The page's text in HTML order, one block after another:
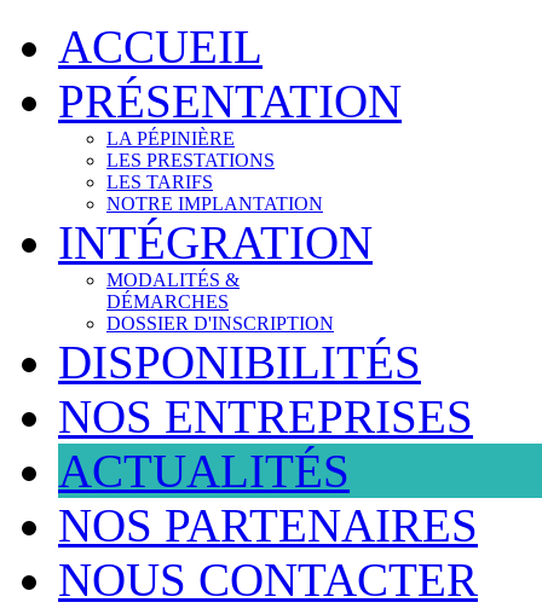
ACCUEIL
PRÉSENTATION
LA PÉPINIÈRE
LES PRESTATIONS
LES TARIFS
NOTRE IMPLANTATION
INTÉGRATION
MODALITÉS &
DÉMARCHES
DOSSIER D'INSCRIPTION
DISPONIBILITÉS
NOS ENTREPRISES
ACTUALITÉS
NOS PARTENAIRES
NOUS CONTACTER